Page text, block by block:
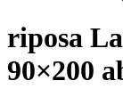
riposa
90×200